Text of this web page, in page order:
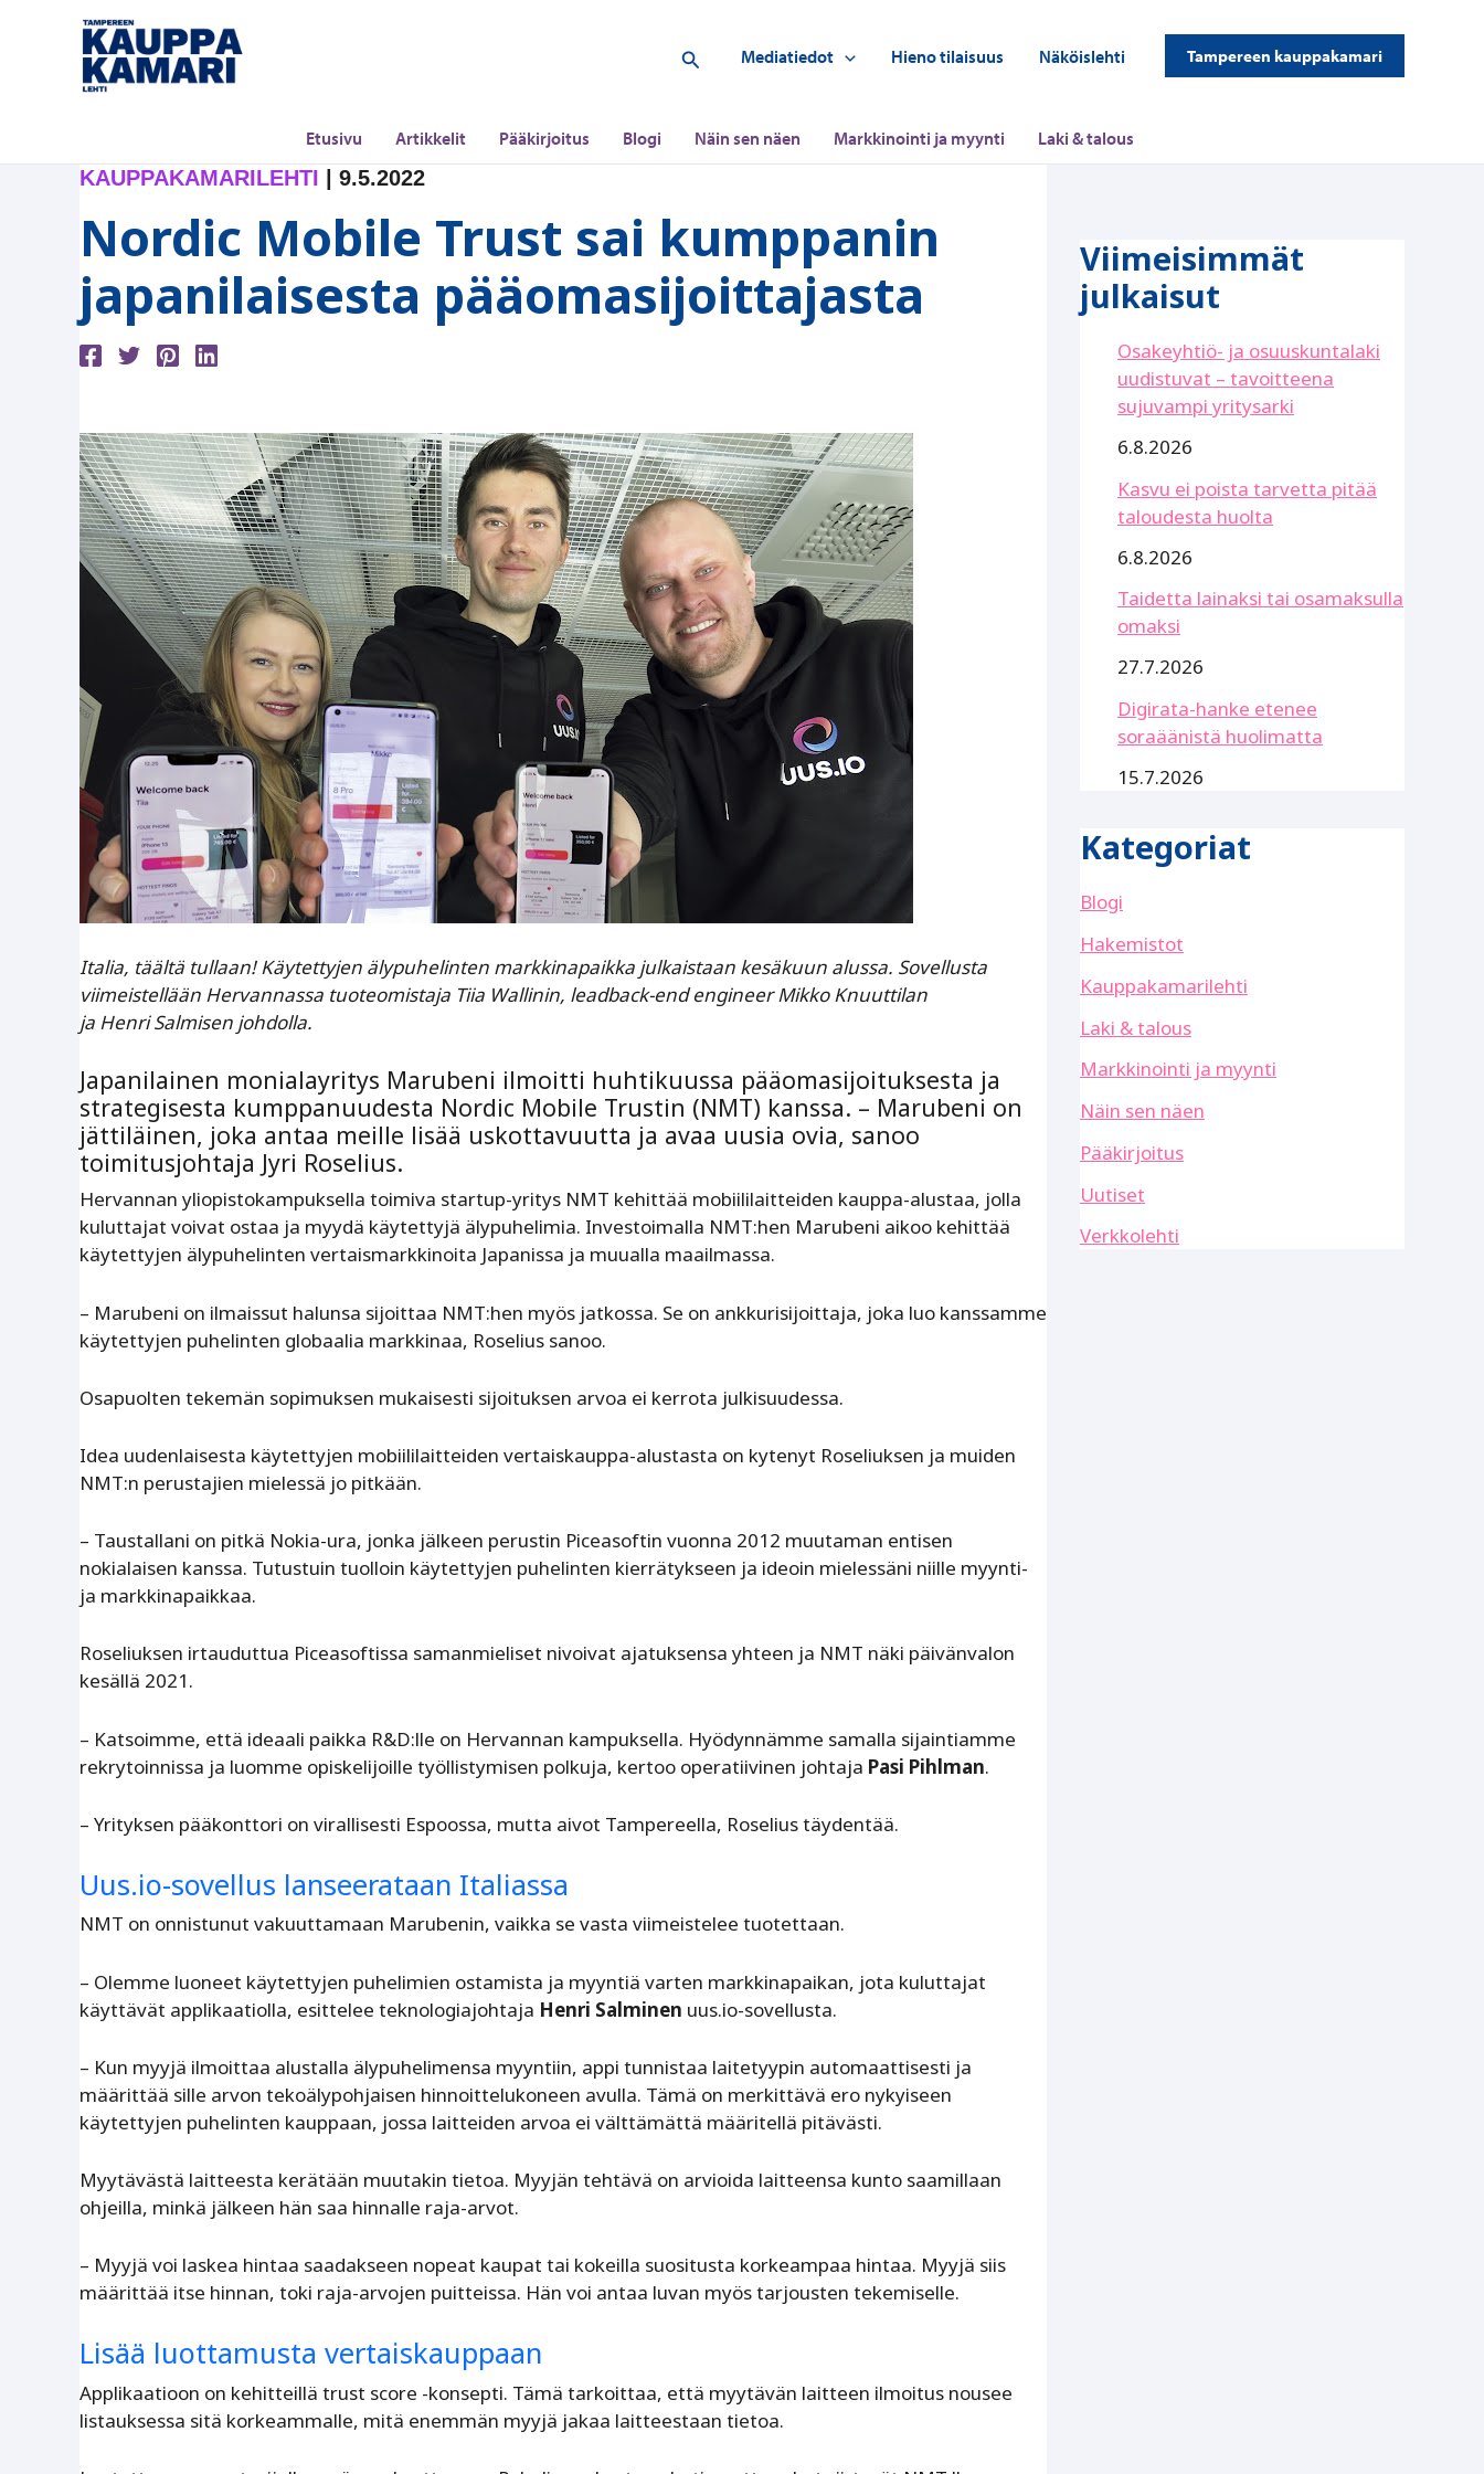
Hae Mediatiedot Hieno tilaisuus Näköislehti Tampereen kauppakamari
Etusivu Artikkelit Pääkirjoitus Blogi Näin sen näen Markkinointi ja myynti Laki & talous
KAUPPAKAMARILEHTI | 9.5.2022
Nordic Mobile Trust sai kumppanin
japanilaisesta pääomasijoittajasta
Italia, täältä tullaan! Käytettyjen älypuhelinten markkinapaikka julkaistaan kesäkuun alussa. Sovellusta
viimeistellään Hervannassa tuoteomistaja Tiia Wallinin, lead­back-end engineer Mikko Knuuttilan
ja Henri Salmisen johdolla.
Japanilainen monialayritys Marubeni ilmoitti huhtikuussa pääomasijoituksesta ja
strategisesta kumppanuudesta Nordic Mobile Trustin (NMT) kanssa. – Marubeni on
jättiläinen, joka antaa meille lisää uskottavuutta ja avaa uusia ovia, sanoo
toimitusjohtaja Jyri Roselius.
Hervannan yliopistokampuksella toimiva startup-yritys NMT kehittää mobiililaitteiden kauppa-alustaa, jolla
kuluttajat voivat ostaa ja myydä käytettyjä älypuhelimia. Investoimalla NMT:hen Marubeni aikoo kehittää
käytettyjen älypuhelinten vertaismarkkinoita Japanissa ja muualla maailmassa.
– Marubeni on ilmaissut halunsa sijoittaa NMT:hen myös jatkossa. Se on ankkurisijoittaja, joka luo kanssamme
käytettyjen puhelinten globaalia markkinaa, Roselius sanoo.
Osapuolten tekemän sopimuksen mukaisesti sijoituksen arvoa ei kerrota julkisuudessa.
Idea uudenlaisesta käytettyjen mobiililaitteiden vertaiskauppa-alustasta on kytenyt Roseliuksen ja muiden
NMT:n perustajien mielessä jo pitkään.
– Taustallani on pitkä Nokia-ura, jonka jälkeen perustin Piceasoftin vuonna 2012 muutaman entisen
nokialaisen kanssa. Tutustuin tuolloin käytettyjen puhelinten kierrätykseen ja ideoin mielessäni niille myynti-
ja markkinapaikkaa.
Roseliuksen irtauduttua Piceasoftissa samanmieliset nivoivat ajatuksensa yhteen ja NMT näki päivänvalon
kesällä 2021.
– Katsoimme, että ideaali paikka R&D:lle on Hervannan kampuksella. Hyödynnämme samalla sijaintiamme
rekrytoinnissa ja luomme opiskelijoille työllistymisen polkuja, kertoo operatiivinen johtaja Pasi Pihlman.
– Yrityksen pääkonttori on virallisesti Espoossa, mutta aivot Tampereella, Roselius täydentää.
Uus.io-sovellus lanseerataan Italiassa
NMT on onnistunut vakuuttamaan Marubenin, vaikka se vasta viimeistelee tuotettaan.
– Olemme luoneet käytettyjen puhelimien ostamista ja myyntiä varten markkinapaikan, jota kuluttajat
käyttävät applikaatiolla, esittelee teknologiajohtaja Henri Salminen uus.io-sovellusta.
– Kun myyjä ilmoittaa alustalla älypuhelimensa myyntiin, appi tunnistaa laitetyypin automaattisesti ja
määrittää sille arvon tekoälypohjaisen hinnoittelukoneen avulla. Tämä on merkittävä ero nykyiseen
käytettyjen puhelinten kauppaan, jossa laitteiden arvoa ei välttämättä määritellä pitävästi.
Myytävästä laitteesta kerätään muutakin tietoa. Myyjän tehtävä on arvioida laitteensa kunto saamillaan
ohjeilla, minkä jälkeen hän saa hinnalle raja-arvot.
– Myyjä voi laskea hintaa saadakseen nopeat kaupat tai kokeilla suositusta korkeampaa hintaa. Myyjä siis
määrittää itse hinnan, toki raja-arvojen puitteissa. Hän voi antaa luvan myös tarjousten tekemiselle.
Lisää luottamusta vertaiskauppaan
Applikaatioon on kehitteillä trust score -konsepti. Tämä tarkoittaa, että myytävän laitteen ilmoitus nousee
listauksessa sitä korkeammalle, mitä enemmän myyjä jakaa laitteestaan tietoa.
Viimeisimmät
julkaisut
Osakeyhtiö- ja osuuskuntalaki
uudistuvat – tavoitteena
sujuvampi yritysarki
6.8.2026
Kasvu ei poista tarvetta pitää
taloudesta huolta
6.8.2026
Taidetta lainaksi tai osamaksulla
omaksi
27.7.2026
Digirata-hanke etenee
soraäänistä huolimatta
15.7.2026
Kategoriat
Blogi
Hakemistot
Kauppakamarilehti
Laki & talous
Markkinointi ja myynti
Näin sen näen
Pääkirjoitus
Uutiset
Verkkolehti